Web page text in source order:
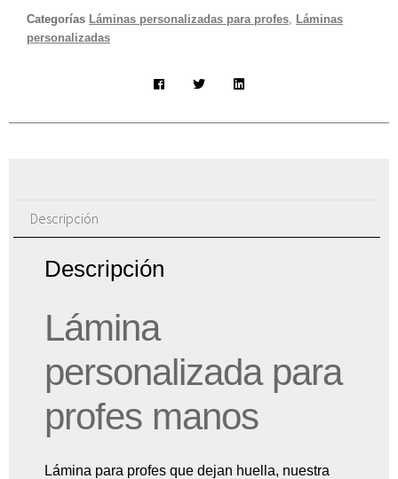
Categorías Láminas personalizadas para profes Láminas
personalizadas
Descripción
Descripción
Lámina
personalizada para
profes manos
Lámina para profes que dejan huella, nuestra